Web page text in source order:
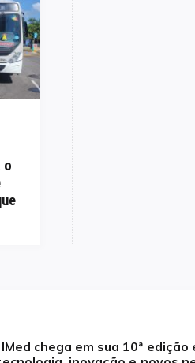
o
chega em sua 10ª